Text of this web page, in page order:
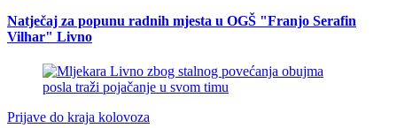
Natječaj za popunu radnih mjesta u OGŠ "Franjo Serafin
Vilhar" Livno
Prijave do kraja kolovoza